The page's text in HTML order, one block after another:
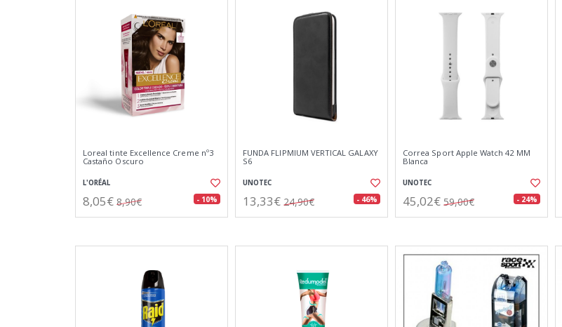
Loreal tinte Excellence Creme nº3
Castaño Oscuro
L'ORÉAL
8,05€ 8,90€ - 10%
FUNDA FLIPMIUM VERTICAL GALAXY
S6
UNOTEC
13,33€ 24,90€ - 46%
Correa Sport Apple Watch 42 MM
Blanca
UNOTEC
45,02€ 59,00€ - 24%